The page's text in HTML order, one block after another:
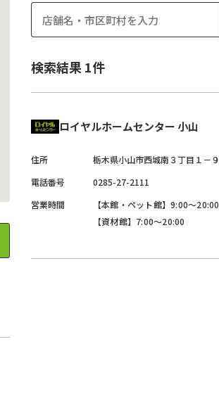
検索結果 1件
ロイヤルホームセンター 小山
住所 栃木県小山市西城南３丁目１－９
電話番号
0285-27-2111
営業時間
【本館・ペット館】9:00～20:00
【資材館】7:00～20:00